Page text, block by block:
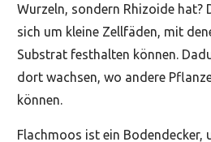
Wurzeln, sondern Rhizoide hat?
sich um kleine Zellfäden, mit
Substrat festhalten können.
dort wachsen, wo andere
können.
Flachmoos ist ein Bodendecker,